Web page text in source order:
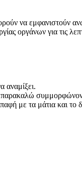
να
οργάνων για τις
αναμίξει.
με τα μάτια και